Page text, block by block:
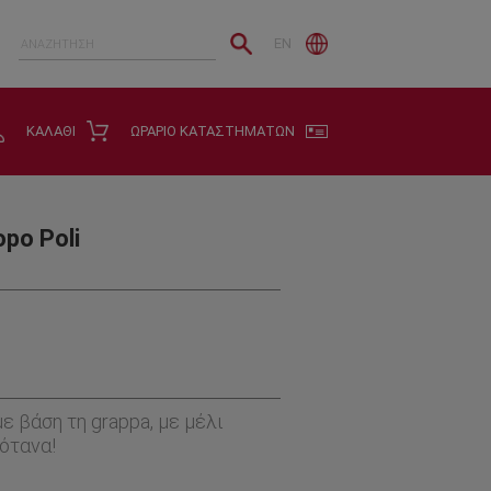
EN
ΩΡΑΡΙΟ ΚΑΤΑΣΤΗΜΑΤΩΝ
ΚΑΛΑΘΙ
Poli
βάση τη grappa, με μέλι